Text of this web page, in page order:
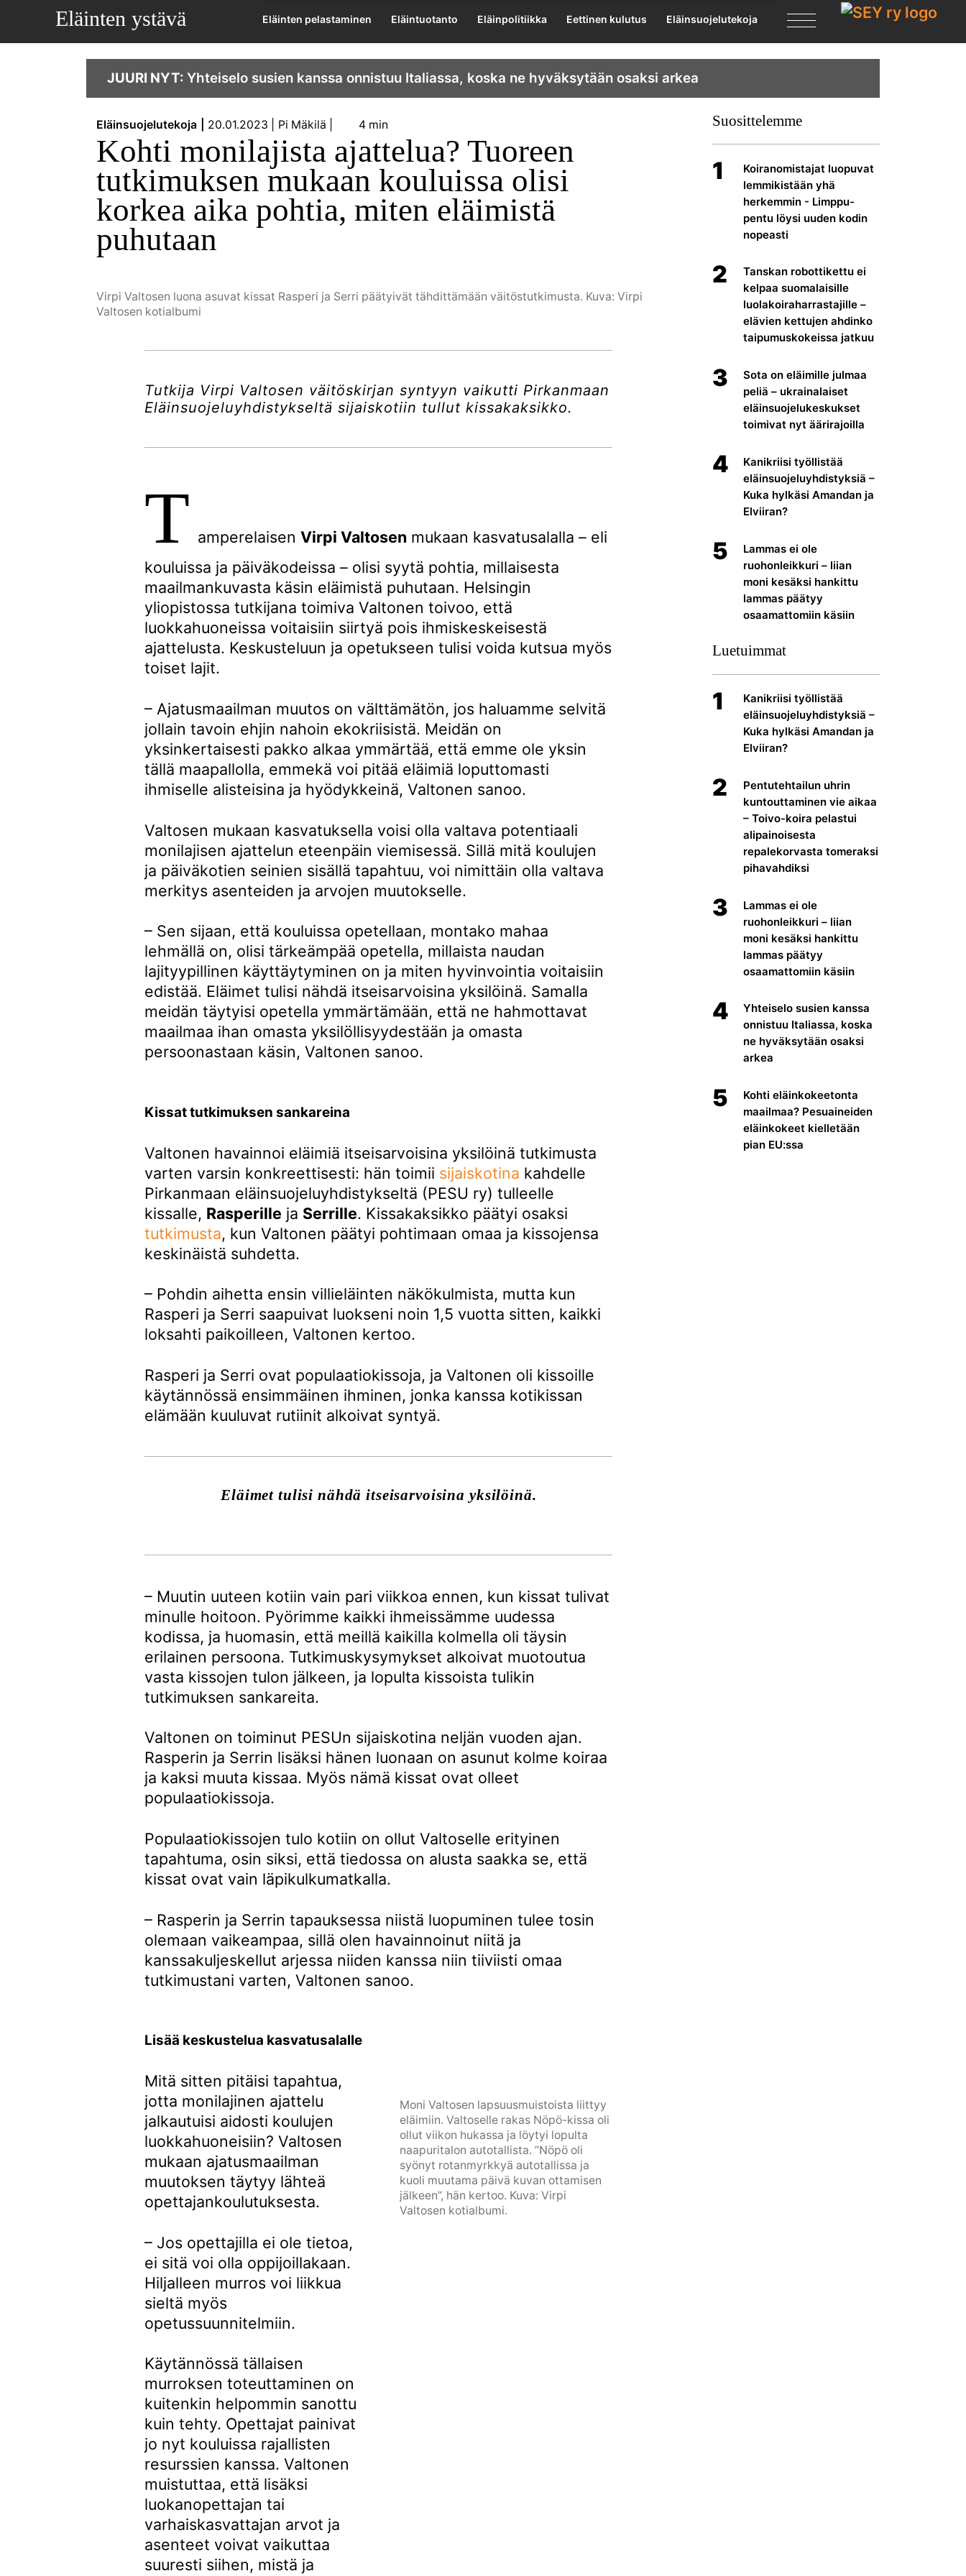
Eläinten ystävä Eläinten pelastaminen Eläintuotanto Eläinpolitiikka Eettinen kulutus Eläinsuojelutekoja
JUURI NYT: Yhteiselo susien kanssa onnistuu Italiassa, koska ne hyväksytään osaksi arkea
Eläinsuojelutekoja 20.01.2023 Pi Mäkilä 4 min
Kohti monilajista ajattelua? Tuoreen
tutkimuksen mukaan kouluissa olisi
korkea aika pohtia, miten eläimistä
puhutaan
Virpi Valtosen luona asuvat kissat Rasperi ja Serri päätyivät tähdittämään väitöstutkimusta. Kuva: Virpi
Valtosen kotialbumi
Tutkija Virpi Valtosen väitöskirjan syntyyn vaikutti Pirkanmaan
Eläinsuojeluyhdistykseltä sijaiskotiin tullut kissakaksikko.
T amperelaisenVirpi Valtosen mukaan kasvatusalalla – eli
kouluissa ja päiväkodeissa – olisi syytä pohtia, millaisesta
maailmankuvasta käsin eläimistä puhutaan. Helsingin
yliopistossa tutkijana toimiva Valtonen toivoo, että
luokkahuoneissa voitaisiin siirtyä pois ihmiskeskeisestä
ajattelusta. Keskusteluun ja opetukseen tulisi voida kutsua myös
toiset lajit.
– Ajatusmaailman muutos on välttämätön, jos haluamme selvitä
jollain tavoin ehjin nahoin ekokriisistä. Meidän on
yksinkertaisesti pakko alkaa ymmärtää, että emme ole yksin
tällä maapallolla, emmekä voi pitää eläimiä loputtomasti
ihmiselle alisteisina ja hyödykkeinä, Valtonen sanoo.
Valtosen mukaan kasvatuksella voisi olla valtava potentiaali
monilajisen ajattelun eteenpäin viemisessä. Sillä mitä koulujen
ja päiväkotien seinien sisällä tapahtuu, voi nimittäin olla valtava
merkitys asenteiden ja arvojen muutokselle.
– Sen sijaan, että kouluissa opetellaan, montako mahaa
lehmällä on, olisi tärkeämpää opetella, millaista naudan
lajityypillinen käyttäytyminen on ja miten hyvinvointia voitaisiin
edistää. Eläimet tulisi nähdä itseisarvoisina yksilöinä. Samalla
meidän täytyisi opetella ymmärtämään, että ne hahmottavat
maailmaa ihan omasta yksilöllisyydestään ja omasta
persoonastaan käsin, Valtonen sanoo.
Kissat tutkimuksen sankareina
Valtonen havainnoi eläimiä itseisarvoisina yksilöinä tutkimusta
varten varsin konkreettisesti: hän toimii sijaiskotina kahdelle
Pirkanmaan eläinsuojeluyhdistykseltä (PESU ry) tulleelle
kissalle, Rasperille ja Serrille. Kissakaksikko päätyi osaksi
tutkimusta, kun Valtonen päätyi pohtimaan omaa ja kissojensa
keskinäistä suhdetta.
– Pohdin aihetta ensin villieläinten näkökulmista, mutta kun
Rasperi ja Serri saapuivat luokseni noin 1,5 vuotta sitten, kaikki
loksahti paikoilleen, Valtonen kertoo.
Rasperi ja Serri ovat populaatiokissoja, ja Valtonen oli kissoille
käytännössä ensimmäinen ihminen, jonka kanssa kotikissan
elämään kuuluvat rutiinit alkoivat syntyä.
Eläimet tulisi nähdä itseis­arvoisina yksilöinä.
– Muutin uuteen kotiin vain pari viikkoa ennen, kun kissat tulivat
minulle hoitoon. Pyörimme kaikki ihmeissämme uudessa
kodissa, ja huomasin, että meillä kaikilla kolmella oli täysin
erilainen persoona. Tutkimuskysymykset alkoivat muotoutua
vasta kissojen tulon jälkeen, ja lopulta kissoista tulikin
tutkimuksen sankareita.
Valtonen on toiminut PESUn sijaiskotina neljän vuoden ajan.
Rasperin ja Serrin lisäksi hänen luonaan on asunut kolme koiraa
ja kaksi muuta kissaa. Myös nämä kissat ovat olleet
populaatiokissoja.
Populaatiokissojen tulo kotiin on ollut Valtoselle erityinen
tapahtuma, osin siksi, että tiedossa on alusta saakka se, että
kissat ovat vain läpikulkumatkalla.
– Rasperin ja Serrin tapauksessa niistä luopuminen tulee tosin
olemaan vaikeampaa, sillä olen havainnoinut niitä ja
kanssakuljeskellut arjessa niiden kanssa niin tiiviisti omaa
tutkimustani varten, Valtonen sanoo.
Lisää keskustelua kasvatusalalle
Mitä sitten pitäisi tapahtua,
jotta monilajinen ajattelu
jalkautuisi aidosti koulujen
luokkahuoneisiin? Valtosen
mukaan ajatusmaailman
muutoksen täytyy lähteä
opettajankoulutuksesta.
– Jos opettajilla ei ole tietoa,
ei sitä voi olla oppijoillakaan.
Hiljalleen murros voi liikkua
sieltä myös
opetussuunnitelmiin.
Käytännössä tällaisen
murroksen toteuttaminen on
kuitenkin helpommin sanottu
kuin tehty. Opettajat painivat
jo nyt kouluissa rajallisten
resurssien kanssa. Valtonen
muistuttaa, että lisäksi
luokanopettajan tai
varhaiskasvattajan arvot ja
asenteet voivat vaikuttaa
suuresti siihen, mistä ja
Moni Valtosen lapsuus­muistoista liittyy
eläimiin. Valtoselle rakas Nöpö­-kis­sa oli
ollut viikon hukassa ja löytyi lopulta
naapuri­talon autotallista. ”Nöpö oli
syönyt rotanmyrkkyä autotallissa ja
kuoli muu­tama päivä kuvan ottami­sen
jälkeen”, hän kertoo. Kuva: Virpi
Valtosen kotialbumi.
Suosittelemme
1
Koiranomistajat luopuvat
lemmikistään yhä
herkemmin - Limppu-
pentu löysi uuden kodin
nopeasti
2
Tanskan robottikettu ei
kelpaa suomalaisille
luolakoiraharrastajille –
elävien kettujen ahdinko
taipumuskokeissa jatkuu
3
Sota on eläimille julmaa
peliä – ukrainalaiset
eläinsuojelukeskukset
toimivat nyt äärirajoilla
4
Kanikriisi työllistää
eläinsuojeluyhdistyksiä –
Kuka hylkäsi Amandan ja
Elviiran?
5
Lammas ei ole
ruohonleikkuri – liian
moni kesäksi hankittu
lammas päätyy
osaamattomiin käsiin
Luetuimmat
1
Kanikriisi työllistää
eläinsuojeluyhdistyksiä –
Kuka hylkäsi Amandan ja
Elviiran?
2
Pentutehtailun uhrin
kuntouttaminen vie aikaa
– Toivo-koira pelastui
alipainoisesta
repalekorvasta tomeraksi
pihavahdiksi
3
Lammas ei ole
ruohonleikkuri – liian
moni kesäksi hankittu
lammas päätyy
osaamattomiin käsiin
4
Yhteiselo susien kanssa
onnistuu Italiassa, koska
ne hyväksytään osaksi
arkea
5
Kohti eläinkokeetonta
maailmaa? Pesuaineiden
eläinkokeet kielletään
pian EU:ssa